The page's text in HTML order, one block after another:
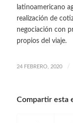
latinoamericano
realización de
negociación con
propios del viaje.
24 FEBRERO, 2020 /
Compartir esta